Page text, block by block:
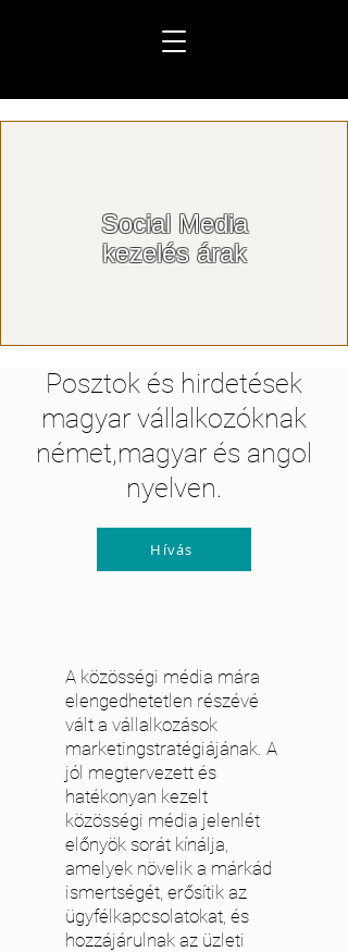
Social Media
kezelés árak
Posztok és hirdetések
magyar vállalkozóknak
német,magyar és angol
nyelven.
Hívás
A közösségi média mára
elengedhetetlen részévé
vált a vállalkozások
marketingstratégiájának. A
jól megtervezett és
hatékonyan kezelt
közösségi média jelenlét
előnyök sorát kínálja,
amelyek növelik a márkád
ismertségét, erősítik az
ügyfélkapcsolatokat, és
hozzájárulnak az üzleti